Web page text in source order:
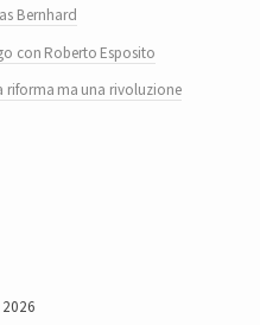
Bernhard
con Roberto Esposito
riforma ma una rivoluzione